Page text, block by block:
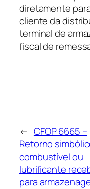
diretamente
cliente da
terminal de
fiscal de
← CFOP 6665 –
Retorno
combustível ou
lubrificante
para